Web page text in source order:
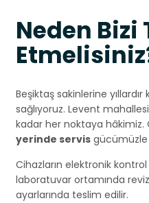
Neden Bizi
Beşiktaş sakinlerine yıllardır
sağlıyoruz. Levent
kadar her noktaya hâkimiz.
yerinde servis gücümüzle
Cihazların elektronik
laboratuvar ortamında
ayarlarında teslim edilir.